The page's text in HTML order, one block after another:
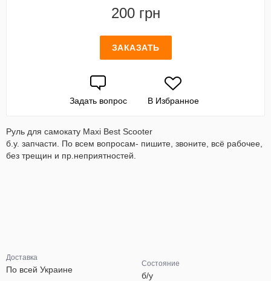
200 грн
ЗАКАЗАТЬ
Задать вопрос В Избранное
Руль для самокату Maxi Best Scooter
б.у. запчасти. По всем вопросам- пишите, звоните, всё рабочее,
без трещин и пр.неприятностей.
Доставка
По всей Украине
Состояние
б/у